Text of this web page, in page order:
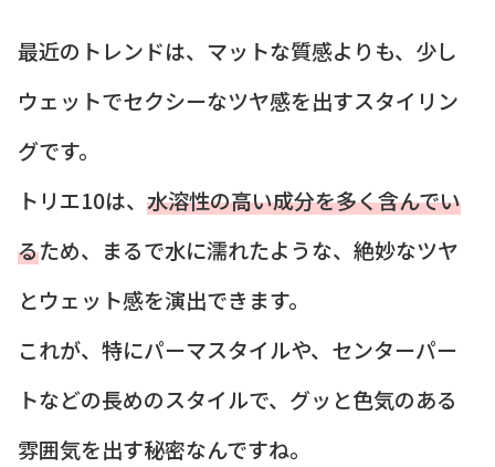
最近のトレンドは、マットな質感よりも、少し
ウェットでセクシーなツヤ感を出すスタイリン
グです。
トリエ10は、 水溶性の高い成分を多く含んでい
るため、まるで水に濡れたような、絶妙なツヤ
とウェット感を演出できます。
これが、特にパーマスタイルや、センターパー
トなどの長めのスタイルで、グッと色気のある
雰囲気を出す秘密なんですね。